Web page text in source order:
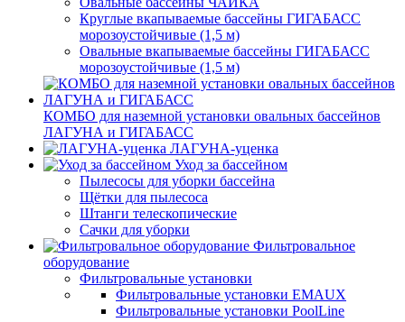
Круглые вкапываемые бассейны ГИГАБАСС
морозоустойчивые (1,5 м)
Овальные вкапываемые бассейны ГИГАБАСС
морозоустойчивые (1,5 м)
КОМБО для наземной установки овальных бассейнов
ЛАГУНА и ГИГАБАСС
ЛАГУНА-уценка
Уход за бассейном
Пылесосы для уборки бассейна
Щётки для пылесоса
Штанги телескопические
Сачки для уборки
Фильтровальное
оборудование
Фильтровальные установки
Фильтровальные установки EMAUX
Фильтровальные установки PoolLine